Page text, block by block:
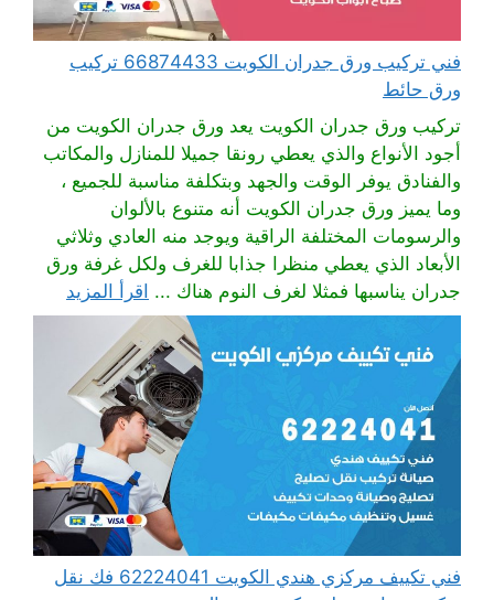
فني تركيب ورق جدران الكويت 66874433 تركيب
ورق حائط
تركيب ورق جدران الكويت يعد ورق جدران الكويت من
أجود الأنواع والذي يعطي رونقا جميلا للمنازل والمكاتب
والفنادق يوفر الوقت والجهد وبتكلفة مناسبة للجميع ،
وما يميز ورق جدران الكويت أنه متنوع بالألوان
والرسومات المختلفة الراقية ويوجد منه العادي وثلاثي
الأبعاد الذي يعطي منظرا جذابا للغرف ولكل غرفة ورق
جدران يناسبها فمثلا لغرف النوم هناك ... اقرأ المزيد
فني تكييف مركزي هندي الكويت 62224041 فك نقل